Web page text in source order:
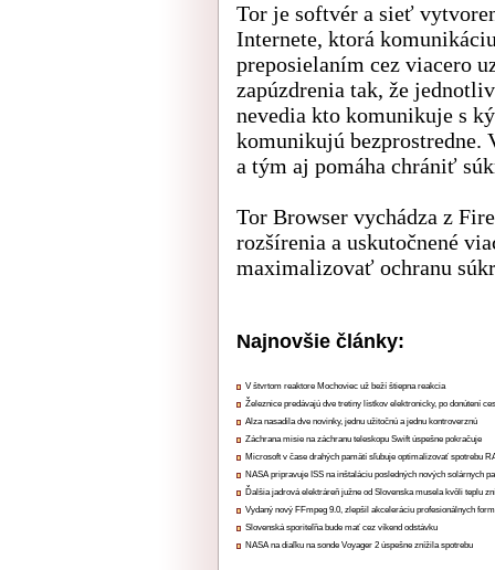
Tor je softvér a sieť
Internete, ktorá
preposielaním cez viacero
zapúzdrenia tak, že
nevedia kto komunikuje s
komunikujú
a tým aj pomáha chrániť
Tor Browser vychádza z
rozšírenia a uskutočnené
maximalizovať ochranu
Najnovšie články:
V štvrtom reaktore Mochoviec už beží štiepna reakcia
Železnice predávajú dve tretiny lístkov elektronicky, po donútení
Alza nasadila dve novinky, jednu užitočnú a jednu kontroverznú
Záchrana misie na záchranu teleskopu Swift úspešne pokračuje
Microsoft v čase drahých pamätí sľubuje optimalizovať spotrebu
NASA pripravuje ISS na inštaláciu posledných nových solárnych
Ďalšia jadrová elektráreň južne od Slovenska musela kvôli teplu
Vydaný nový FFmpeg 9.0, zlepšil akceleráciu profesionálnych
Slovenská sporiteľňa bude mať cez víkend odstávku
NASA na diaľku na sonde Voyager 2 úspešne znížila spotrebu